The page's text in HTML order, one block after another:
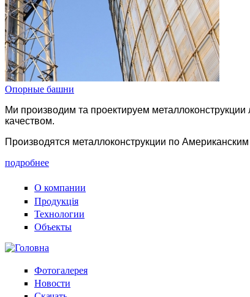
Опорные башни
Ми производим та проектируем
качеством.
Производятся металлоконструкции по
подробнее
О компании
Продукція
Технологии
Объекты
Фотогалерея
Новости